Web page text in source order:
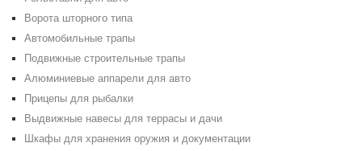
Ворота шторного типа
Автомобильные трапы
Подвижные строительные трапы
Алюминиевые аппарели для авто
Прицепы для рыбалки
Выдвижные навесы для террасы и дачи
Шкафы для хранения оружия и документации